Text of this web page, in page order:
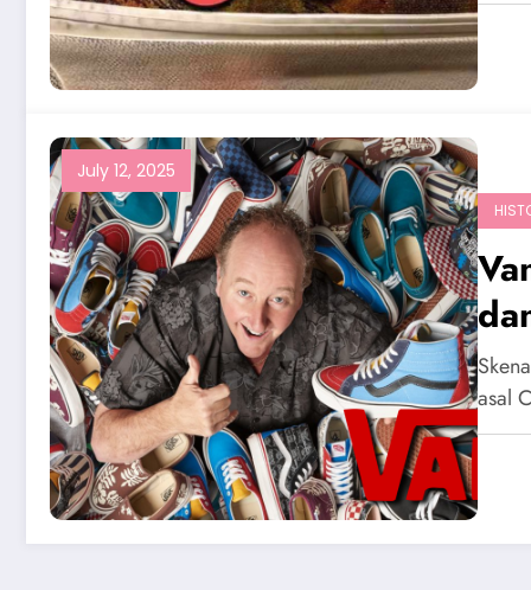
July 12, 2025
asal